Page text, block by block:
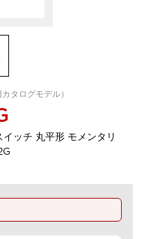
タログモデル）
ッチ 丸平形 モメンタリ